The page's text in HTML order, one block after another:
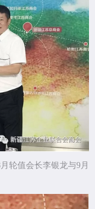
长李银龙与9月